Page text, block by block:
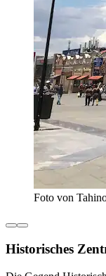
Foto von
Historisches